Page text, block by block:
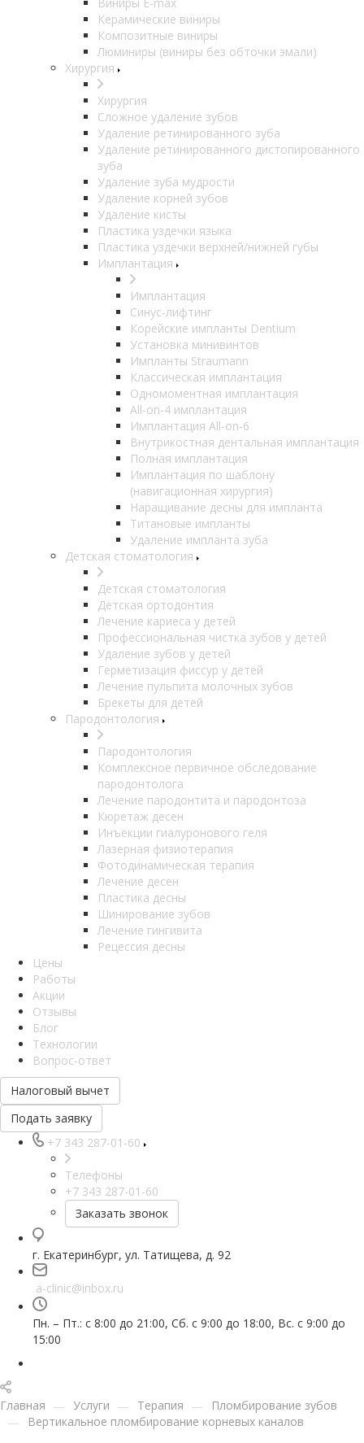
Керамические виниры
Композитные виниры
Люминиры (виниры без обточки эмали)
Хирургия
Хирургия
Сложное удаление зубов
Удаление ретинированного зуба
Удаление ретинированного дистопированного
зуба
Удаление зуба мудрости
Удаление корней зубов
Удаление кисты
Пластика уздечки языка
Пластика уздечки верхней/нижней губы
Имплантация
Имплантация
Синус-лифтинг
Корейские импланты Dentium
Установка минивинтов
Импланты Straumann
Классическая имплантация
Одномоментная имплантация
All-on-4 имплантация
Имплантация All-on-6
Внутрикостная дентальная имплантация
Полная имплантация
Имплантация по шаблону
(навигационная хирургия)
Наращивание десны для импланта
Титановые импланты
Удаление импланта зуба
Детская стоматология
Детская стоматология
Детская ортодонтия
Лечение кариеса у детей
Профессиональная чистка зубов у детей
Удаление зубов у детей
Герметизация фиссур у детей
Лечение пульпита молочных зубов
Брекеты для детей
Пародонтология
Пародонтология
Комплексное первичное обследование
пародонтолога
Лечение пародонтита и пародонтоза
Кюретаж десен
Инъекции гиалуронового геля
Лазерная физиотерапия
Фотодинамическая терапия
Лечение десен
Пластика десны
Шинирование зубов
Лечение гингивита
Рецессия десны
Цены
Работы
Акции
Отзывы
Блог
Технологии
Вопрос-ответ
Налоговый вычет
Подать заявку
+7 343 287-01-60
Телефоны
+7 343 287-01-60
Заказать звонок
г. Екатеринбург, ул. Татищева, д. 92
a-clinic@inbox.ru
Пн. – Пт.: с 8:00 до 21:00, Сб. с 9:00 до 18:00, Вс. с 9:00 до
15:00
Главная — Услуги — Терапия —
Пломбирование зубов
—
Вертикальное пломбирование корневых каналов